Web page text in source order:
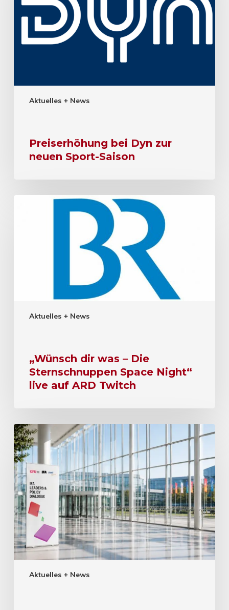
Aktuelles + News
Preiserhöhung bei Dyn zur
neuen Sport-Saison
Aktuelles + News
„Wünsch dir was – Die
Sternschnuppen Space Night“
live auf ARD Twitch
Aktuelles + News